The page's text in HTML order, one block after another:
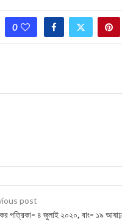
0
post
পত্রিকা- ৪ জুলাই ২০২০, বাং- ১৯